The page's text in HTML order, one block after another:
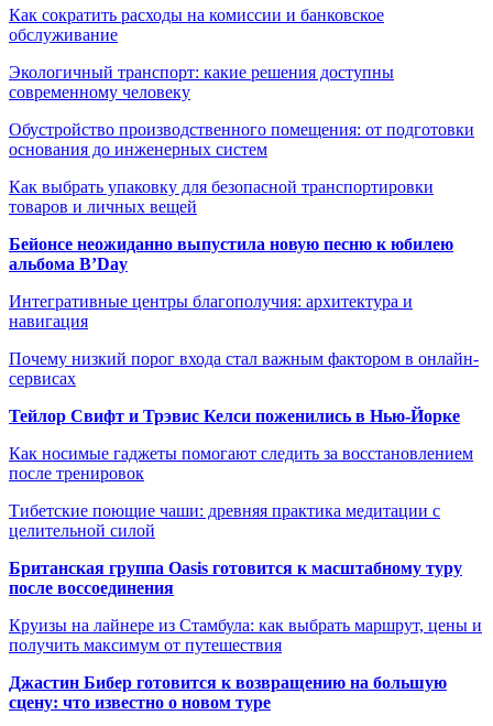
Как сократить расходы на комиссии и банковское
обслуживание
Экологичный транспорт: какие решения доступны
современному человеку
Обустройство производственного помещения: от подготовки
основания до инженерных систем
Как выбрать упаковку для безопасной транспортировки
товаров и личных вещей
Бейонсе неожиданно выпустила новую песню к юбилею
альбома B’Day
Интегративные центры благополучия: архитектура и
навигация
Почему низкий порог входа стал важным фактором в онлайн-
сервисах
Тейлор Свифт и Трэвис Келси поженились в Нью-Йорке
Как носимые гаджеты помогают следить за восстановлением
после тренировок
Тибетские поющие чаши: древняя практика медитации с
целительной силой
Британская группа Oasis готовится к масштабному туру
после воссоединения
Круизы на лайнере из Стамбула: как выбрать маршрут, цены и
получить максимум от путешествия
Джастин Бибер готовится к возвращению на большую
сцену: что известно о новом туре